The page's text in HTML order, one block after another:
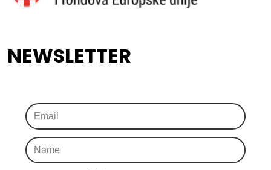
NEWSLETTER